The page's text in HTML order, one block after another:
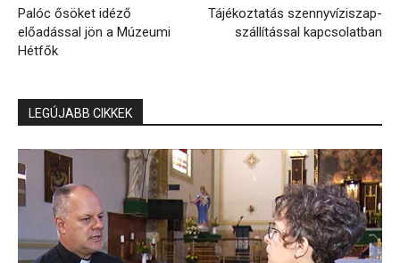
Palóc ősöket idéző
előadással jön a Múzeumi
Hétfők
Tájékoztatás szennyvíziszap-
szállítással kapcsolatban
LEGÚJABB CIKKEK